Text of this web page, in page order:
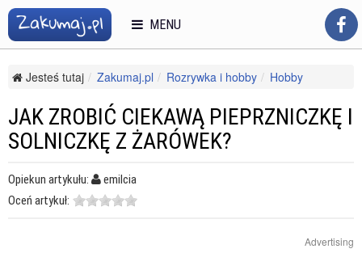
Jesteś tutaj Zakumaj.pl Rozrywka i hobby
Hobby
Jak zrobić ciekawą pieprzniczkę i solniczkę z żarówek?
JAK ZROBIĆ CIEKAWĄ PIEPRZNICZKĘ I
SOLNICZKĘ Z ŻARÓWEK?
Opiekun artykułu:
emilcia
Oceń artykuł:
Advertising
MENU